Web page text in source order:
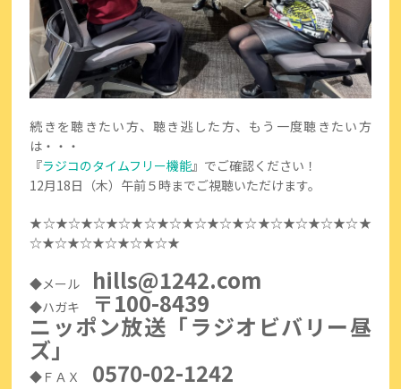
続きを聴きたい方、聴き逃した方、もう一度聴きたい方
は・・・
『ラジコのタイムフリー機能』でご確認ください！
12月18日（木）午前５時までご視聴いただけます。
★☆★☆★☆★☆★☆★☆★☆★☆★☆★☆★☆★☆★☆★
☆★☆★☆★☆★☆★☆★
◆メール hills@1242.com
◆ハガキ 〒100-8439
ニッポン放送「ラジオビバリー昼
ズ」
◆ＦＡＸ 0570-02-1242